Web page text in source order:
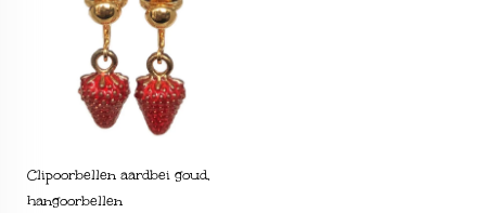
Clipoorbellen aardbei goud,
hangoorbellen